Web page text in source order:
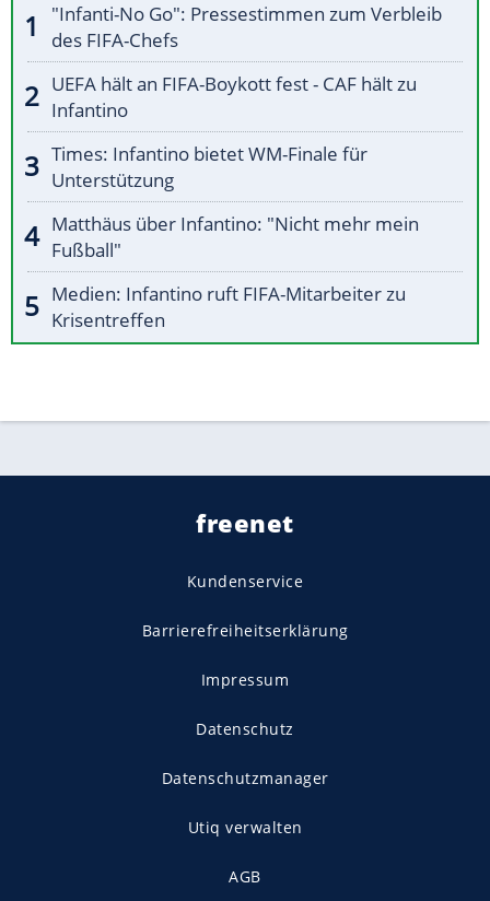
"Infanti-No Go": Pressestimmen zum Verbleib
des FIFA-Chefs
UEFA hält an FIFA-Boykott fest - CAF hält zu
Infantino
Times: Infantino bietet WM-Finale für
Unterstützung
Matthäus über Infantino: "Nicht mehr mein
Fußball"
Medien: Infantino ruft FIFA-Mitarbeiter zu
Krisentreffen
freenet
Kundenservice
Barrierefreiheitserklärung
Impressum
Datenschutz
Datenschutzmanager
Utiq verwalten
AGB